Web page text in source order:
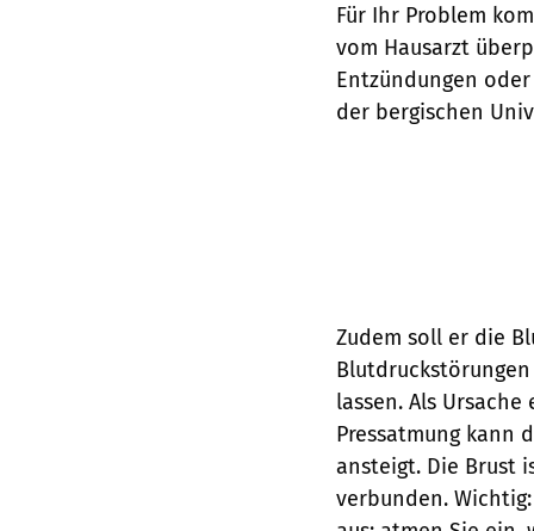
Für Ihr Problem
vom Hausarzt
Entzündungen
der bergischen
Zudem soll er die
lassen. Als
Pressatmung kann
ansteigt. Die Brust
verbunden.